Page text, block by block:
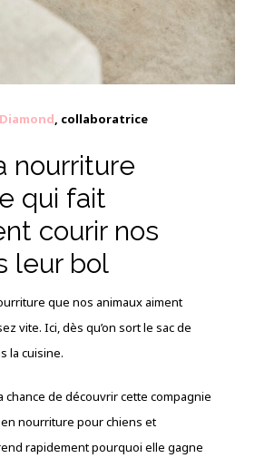
, collaboratrice
nourriture
qui fait
courir nos
leur bol
que nos animaux aiment
vite. Ici, dès qu’on sort le sac de
la cuisine.
chance de découvrir cette compagnie
nourriture pour chiens et
rapidement pourquoi elle gagne